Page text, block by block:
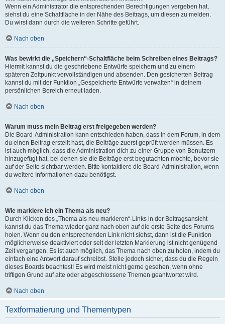
Wenn ein Administrator die entsprechenden Berechtigungen vergeben hat,
siehst du eine Schaltfläche in der Nähe des Beitrags, um diesen zu melden.
Du wirst dann durch die weiteren Schritte geführt.
Nach oben
Was bewirkt die „Speichern“-Schaltfläche beim Schreiben eines Beitrags?
Hiermit kannst du die geschriebene Entwürfe speichern und zu einem
späteren Zeitpunkt vervollständigen und absenden. Den gesicherten Beitrag
kannst du mit der Funktion „Gespeicherte Entwürfe verwalten“ in deinem
persönlichen Bereich erneut laden.
Nach oben
Warum muss mein Beitrag erst freigegeben werden?
Die Board-Administration kann entschieden haben, dass in dem Forum, in dem
du einen Beitrag erstellt hast, die Beiträge zuerst geprüft werden müssen. Es
ist auch möglich, dass die Administration dich zu einer Gruppe von Benutzern
hinzugefügt hat, bei denen sie die Beiträge erst begutachten möchte, bevor sie
auf der Seite sichtbar werden. Bitte kontaktiere die Board-Administration, wenn
du weitere Informationen dazu benötigst.
Nach oben
Wie markiere ich ein Thema als neu?
Durch Klicken des „Thema als neu markieren“-Links in der Beitragsansicht
kannst du das Thema wieder ganz nach oben auf die erste Seite des Forums
holen. Wenn du den entsprechenden Link nicht siehst, dann ist die Funktion
möglicherweise deaktiviert oder seit der letzten Markierung ist nicht genügend
Zeit vergangen. Es ist auch möglich, das Thema nach oben zu holen, indem du
einfach eine Antwort darauf schreibst. Stelle jedoch sicher, dass du die Regeln
dieses Boards beachtest! Es wird meist nicht gerne gesehen, wenn ohne
triftigen Grund auf alte oder abgeschlossene Themen geantwortet wird.
Nach oben
Textformatierung und Thementypen